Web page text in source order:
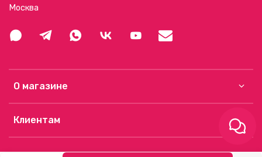
О магазине
Клиентам
Москва